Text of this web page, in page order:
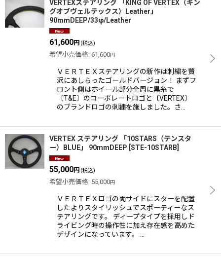
VERTEXステアリング 「KING OF VERTEX（キン
グオブヴェルテックス）Leather」
90mmDEEP/33φ/Leather
61,600円 (税込)
希望小売価格: 61,600円
ＶＥＲＴＥＸステアリングの新作は刺繍を贅
沢にあしらったゴールドバージョン！ まずフ
ロント側はホイール部分全周に黒糸で
〔T&E〕のコーポレートロゴと〔VERTEX〕
のブランドロゴの刺繍を施しました。さ…
VERTEX ステアリング 「10STARS（テンスタ
ー）BLUE」 90mmDEEP [STE-10STARB]
55,000円 (税込)
希望小売価格: 55,000円
ＶＥＲＴＥＸロゴの両サイドにスターを配置
したよりスタイリッシュでスポーティーなス
テアリングです。 ディープタイプを採用しド
ライビング時の操作性に加え存在感を高めた
デザインになっています。 …